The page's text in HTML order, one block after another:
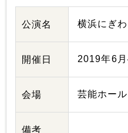
公演名 横浜にぎ
開催日 2019年6
会場 芸能ホール
備考